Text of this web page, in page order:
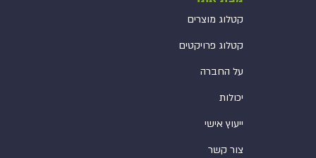
קטלוג מוצרים
קטלוג פרויקטים
על החברה
יכולות
ייעוץ אישי
צור קשר